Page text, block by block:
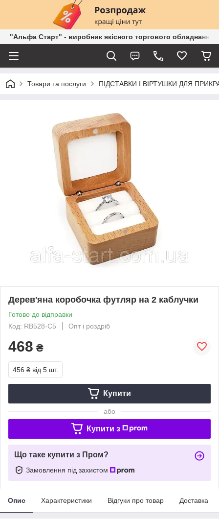
"Альфа Старт" - виробник якісного торгового обладнання
Товари та послуги ПІДСТАВКИ І ВІРТУШКИ ДЛЯ
Дерев'яна коробочка футляр на 2 каблучки
Готово до відправки
Код: RB528-С5
Опт і роздріб
468 ₴
456 ₴ від 5 шт.
Купити
або
Купити з
Що таке купити з Пром?
Замовлення під захистом
Опис Характеристики Відгуки про товар Доставка